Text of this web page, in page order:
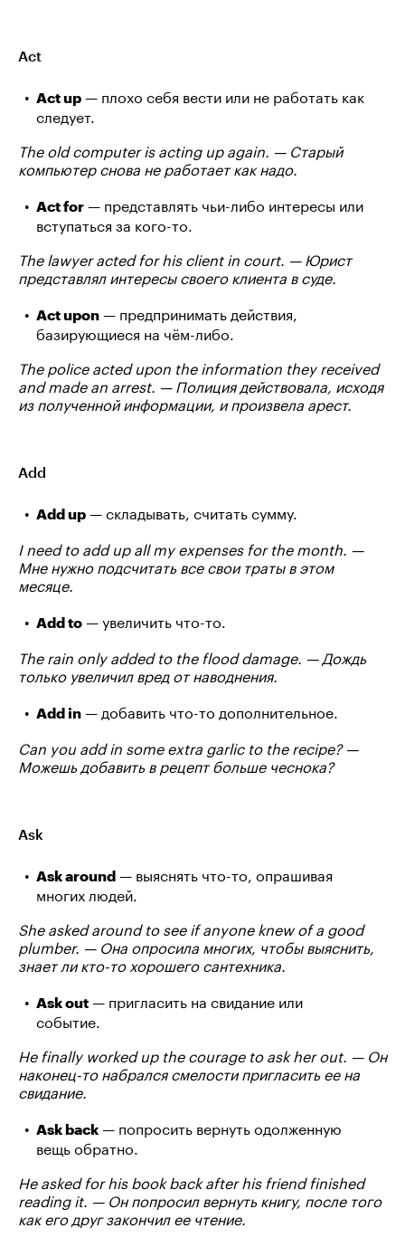
Act
Act up — плохо себя вести или не работать как
следует.
The old computer is acting up again. — Старый
компьютер снова не работает как надо.
Act for — представлять чьи-либо интересы или
вступаться за кого-то.
The lawyer acted for his client in court. — Юрист
представлял интересы своего клиента в суде.
Act upon — предпринимать действия,
базирующиеся на чём-либо.
The police acted upon the information they received
and made an arrest. — Полиция действовала, исходя
из полученной информации, и произвела арест.
Add
Add up — складывать, считать сумму.
I need to add up all my expenses for the month. —
Мне нужно подсчитать все свои траты в этом
месяце.
Add to — увеличить что-то.
The rain only added to the flood damage. — Дождь
только увеличил вред от наводнения.
Add in — добавить что-то дополнительное.
Can you add in some extra garlic to the recipe? —
Можешь добавить в рецепт больше чеснока?
Ask
Ask around — выяснять что-то, опрашивая
многих людей.
She asked around to see if anyone knew of a good
plumber. — Она опросила многих, чтобы выяснить,
знает ли кто-то хорошего сантехника.
Ask out — пригласить на свидание или
событие.
He finally worked up the courage to ask her out. — Он
наконец-то набрался смелости пригласить ее на
свидание.
Ask back — попросить вернуть одолженную
вещь обратно.
He asked for his book back after his friend finished
reading it. — Он попросил вернуть книгу, после того
как его друг закончил ее чтение.